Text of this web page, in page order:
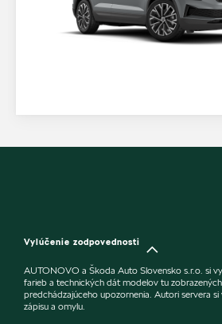
Vylúčenie zodpovednosti
AUTONOVO a Škoda Auto Slovensko s.r.o. si
farieb a technických dát modelov tu
predchádzajúceho upozornenia. Autori servera
zápisu a omylu.